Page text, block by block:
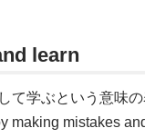
learn
て学ぶという意味の
making mistakes